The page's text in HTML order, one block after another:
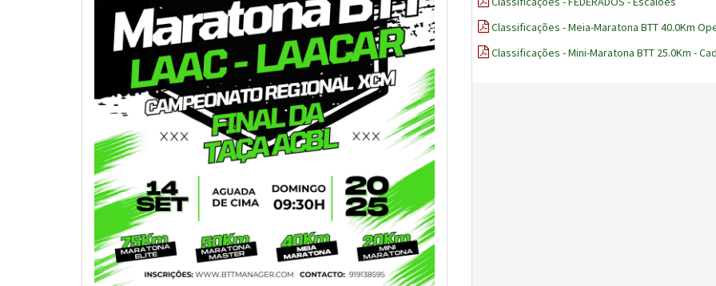
Classificações - Meia-Maratona BTT 40.0Km
Classificações - Mini-Maratona BTT 25.0Km -